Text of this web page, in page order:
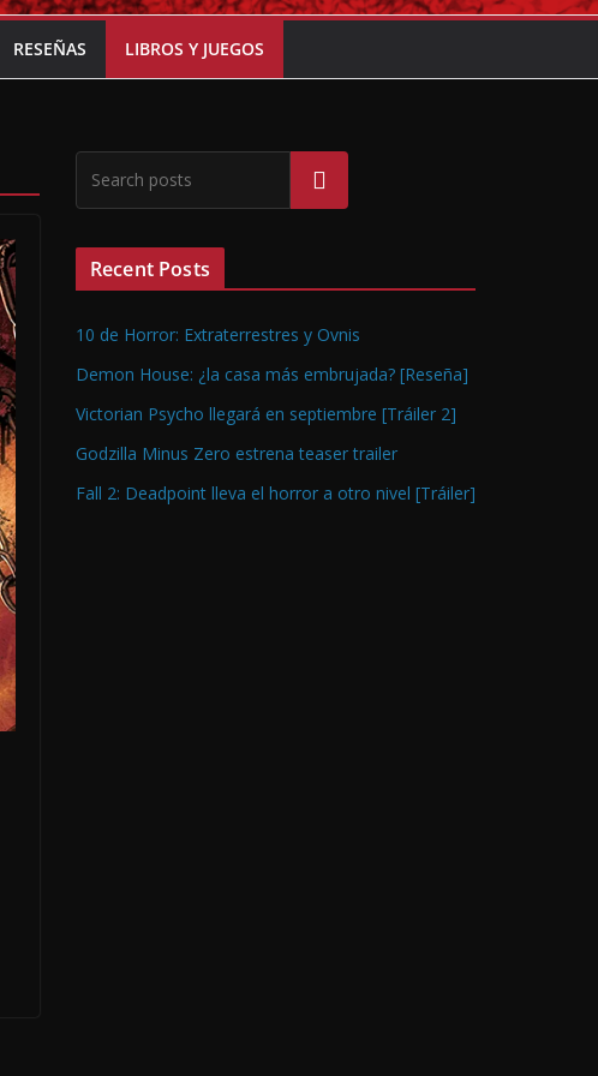
RESEÑAS LIBROS Y JUEGOS
Buscar
Recent Posts
10 de Horror: Extraterrestres y Ovnis
Demon House: ¿la casa más embrujada? [Reseña]
Victorian Psycho llegará en septiembre [Tráiler 2]
Godzilla Minus Zero estrena teaser trailer
Fall 2: Deadpoint lleva el horror a otro nivel [Tráiler]